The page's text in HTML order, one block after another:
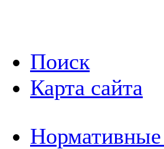
Поиск
Карта сайта